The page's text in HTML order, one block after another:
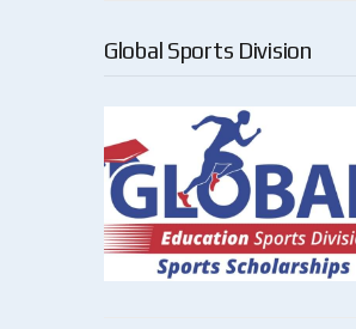
Global Sports Division